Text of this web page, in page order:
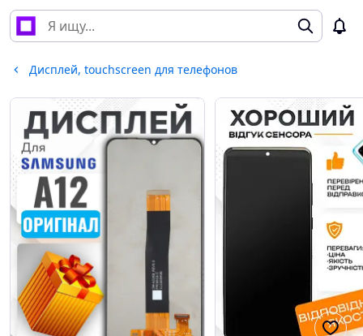
Дисплей, touchscreen для телефонов